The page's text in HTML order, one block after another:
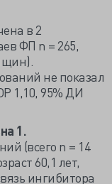
в 2
ФП n = 265,
не показал
1,10, 95% ДИ
1.
(всего n = 14
60,1 лет,
ингибитора